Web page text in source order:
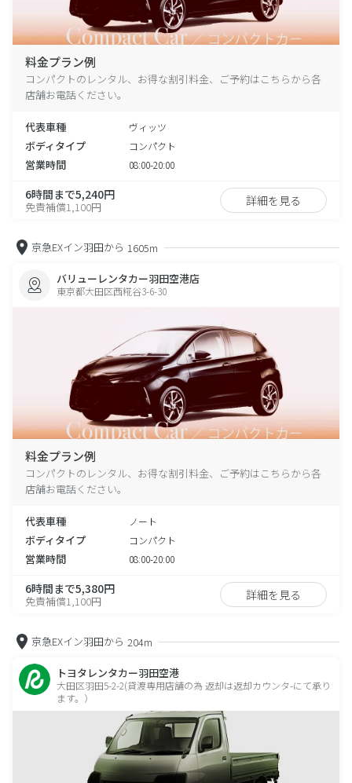
料金プラン例
コンパクトのレンタル、お得な割引料金、ご予約はこちらから各
店舗お電話ください。
代表車種 ヴィッツ
ボディタイプ コンパクト
営業時間 08:00-20:00
6時間まで5,240円
免責補償1,100円 詳細を見る
京急EXイン羽田から 1605m
バリューレンタカー羽田空港店
東京都大田区西糀谷3-6-30
料金プラン例
コンパクトのレンタル、お得な割引料金、ご予約はこちらから各
店舗お電話ください。
代表車種 ノート
ボディタイプ コンパクト
営業時間 08:00-20:00
6時間まで5,380円
免責補償1,100円 詳細を見る
京急EXイン羽田から 204m
トヨタレンタカー羽田空港
大田区羽田5-2-2(貸渡専用店舗の為 返却は返却カウンタ-にて承り
ます。）